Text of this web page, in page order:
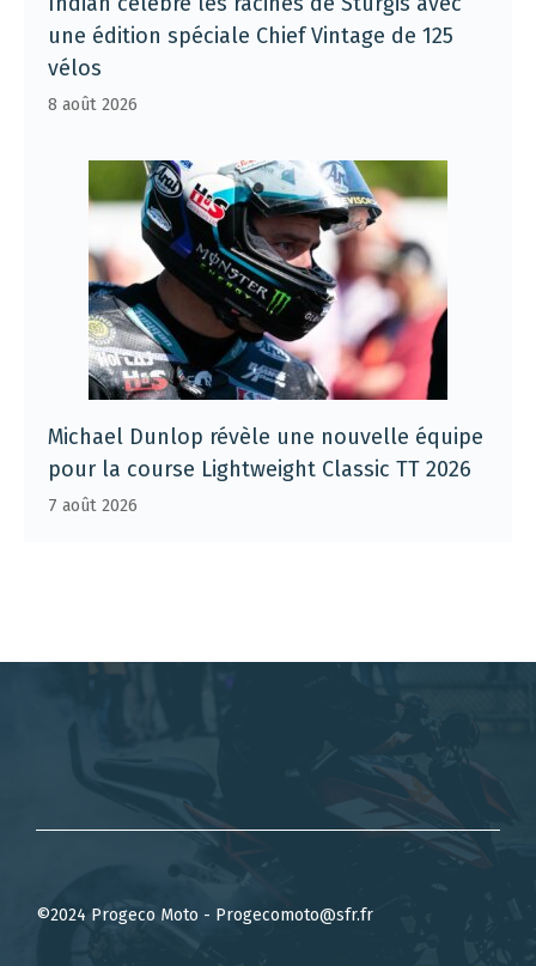
une édition spéciale Chief Vintage de 125
vélos
8 août 2026
Michael Dunlop révèle une nouvelle équipe
pour la course Lightweight Classic TT 2026
7 août 2026
©2024 Progeco Moto - Progecomoto@sfr.fr